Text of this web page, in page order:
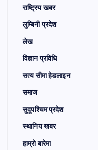
राष्ट्रिय खबर
लुम्बिनी प्रदेश
लेख
विज्ञान प्रविधि
सत्य सीमा हेडलाइन
समाज
सुदूपश्चिम प्रदेश
स्थानिय खबर
हाम्रो बारेमा